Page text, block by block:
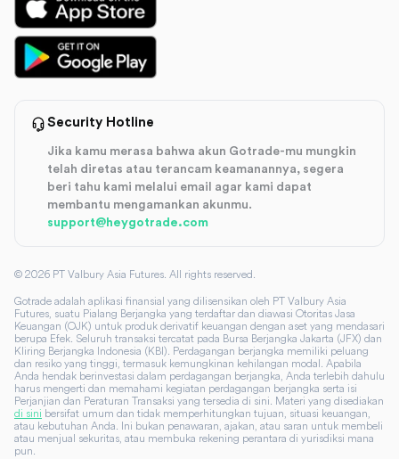
Security Hotline
Jika kamu merasa bahwa akun Gotrade-mu mungkin
telah diretas atau terancam keamanannya, segera
beri tahu kami melalui email agar kami dapat
membantu mengamankan akunmu.
support@heygotrade.com
© 2026 PT Valbury Asia Futures. All rights reserved.
Gotrade adalah aplikasi finansial yang dilisensikan oleh PT Valbury Asia
Futures, suatu Pialang Berjangka yang terdaftar dan diawasi Otoritas Jasa
Keuangan (OJK) untuk produk derivatif keuangan dengan aset yang mendasari
berupa Efek. Seluruh transaksi tercatat pada Bursa Berjangka Jakarta (JFX) dan
Kliring Berjangka Indonesia (KBI). Perdagangan berjangka memiliki peluang
dan resiko yang tinggi, termasuk kemungkinan kehilangan modal. Apabila
Anda hendak berinvestasi dalam perdagangan berjangka, Anda terlebih dahulu
harus mengerti dan memahami kegiatan perdagangan berjangka serta isi
Perjanjian dan Peraturan Transaksi yang tersedia di sini. Materi yang disediakan
di sini bersifat umum dan tidak memperhitungkan tujuan, situasi keuangan,
atau kebutuhan Anda. Ini bukan penawaran, ajakan, atau saran untuk membeli
atau menjual sekuritas, atau membuka rekening perantara di yurisdiksi mana
pun.